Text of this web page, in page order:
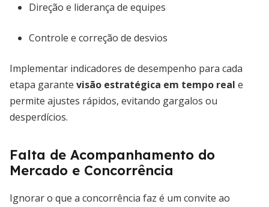
Direção e liderança de equipes
Controle e correção de desvios
Implementar indicadores de desempenho para cada
etapa garante visão estratégica em tempo real e
permite ajustes rápidos, evitando gargalos ou
desperdícios.
Falta de Acompanhamento do
Mercado e Concorrência
Ignorar o que a concorrência faz é um convite ao